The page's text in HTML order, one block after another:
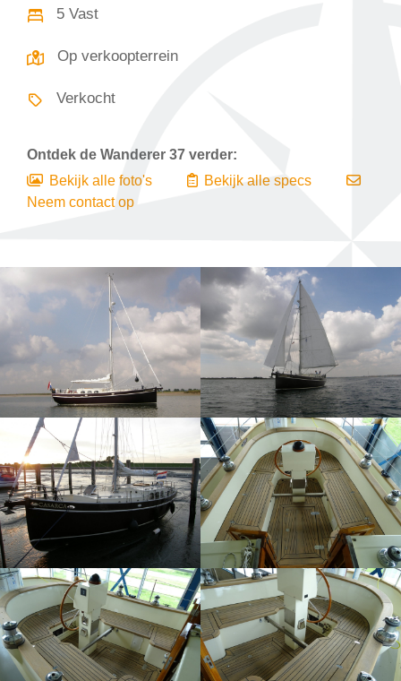
5 Vast
Op verkoopterrein
Verkocht
Ontdek de Wanderer 37 verder:
Bekijk alle foto's
Bekijk alle specs
Neem contact op